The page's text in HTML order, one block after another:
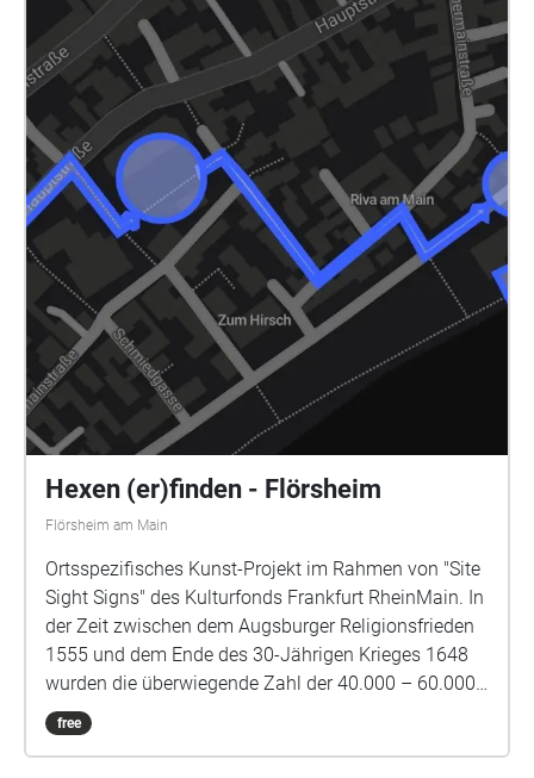
Zeitzeugen Flörsheim: Peter Vogel und Franz
Kroonstuiver | mit Texten im O-Ton der
Schüler\*innen Leni Ahr, Timo Buschmann, Veronika
Koziol, Paul Patzner, Nicole Pelka, Paul Schönau,
Salma Talib, Klara Tovilo Wissenschaftlerin:
Christine Hartwig-Thürmer | Viele Informationen über
die Zwangsarbeit in Flörsheim, sowie die im Audio
zitierten Zeitzeugenaussagen stammen aus
Publikationen des Lokalhistorikers Peter Becker | In
Zusammenarbeit mit der Initiative Stolpersteine-
Flörsheim e.V. / Martina Eckert Das Projekt wird
gefördert von der Stadt Flörsheim am Main und dem
Kulturfonds Frankfurt RheinMain. Alle Themen der
Memory Spots und ihre Verortung: NS-Zwangsarbeit:
Rathausplatz "Deutsche Reichsbahn":
Bahnhofsvorplatz Lager Jahnturnhalle: Wickerer
Straße Höhe Ecke zu Anne-Frank-Weg Lager der
"Deutschen Reichsautobahn": Bad Weilbach, Kurpark
Lager Firma Saar: Karthäuser Straße 1
Hexen (er)finden - Flörsheim
Flörsheim am Main
Ortsspezifisches Kunst-Projekt im Rahmen von "Site
Sight Signs" des Kulturfonds Frankfurt RheinMain. In
der Zeit zwischen dem Augsburger Religionsfrieden
1555 und dem Ende des 30-Jährigen Krieges 1648
wurden die überwiegende Zahl der 40.000 – 60.000
als „Hexen“ oder „Zauberer“ bezeichneter und
getöteter Menschen verhört, durch Folter zu falschen
free